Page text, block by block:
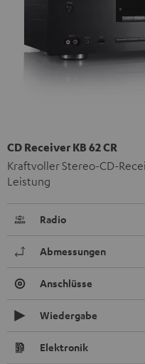
CD Receiver KB 62 CR
Kraftvoller Stereo-CD-
Leistung
Radio
Abmessungen
Anschlüsse
Wiedergabe
Elektronik